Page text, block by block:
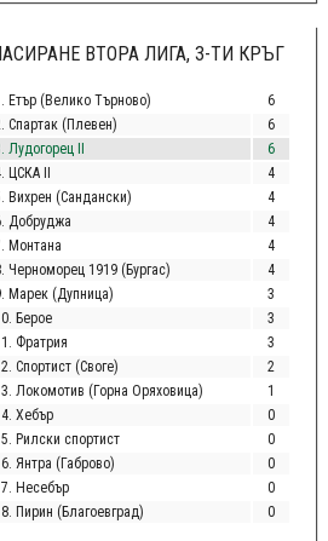
ВТОРА ЛИГА, 3-ТИ КРЪГ
Етър (Велико Търново)
6
Спартак (Плевен)
6
Лудогорец II
6
ЦСКА II
4
Вихрен (Сандански)
4
Добруджа
4
Монтана
4
Черноморец 1919 (Бургас)
4
Марек (Дупница)
3
Берое
3
Фратрия
3
Спортист (Своге)
2
Локомотив (Горна Оряховица)
1
Хебър
0
Рилски спортист
0
Янтра (Габрово)
0
Несебър
0
Пирин (Благоевград)
0